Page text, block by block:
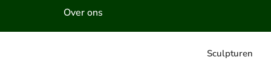
Over ons
Sculpturen